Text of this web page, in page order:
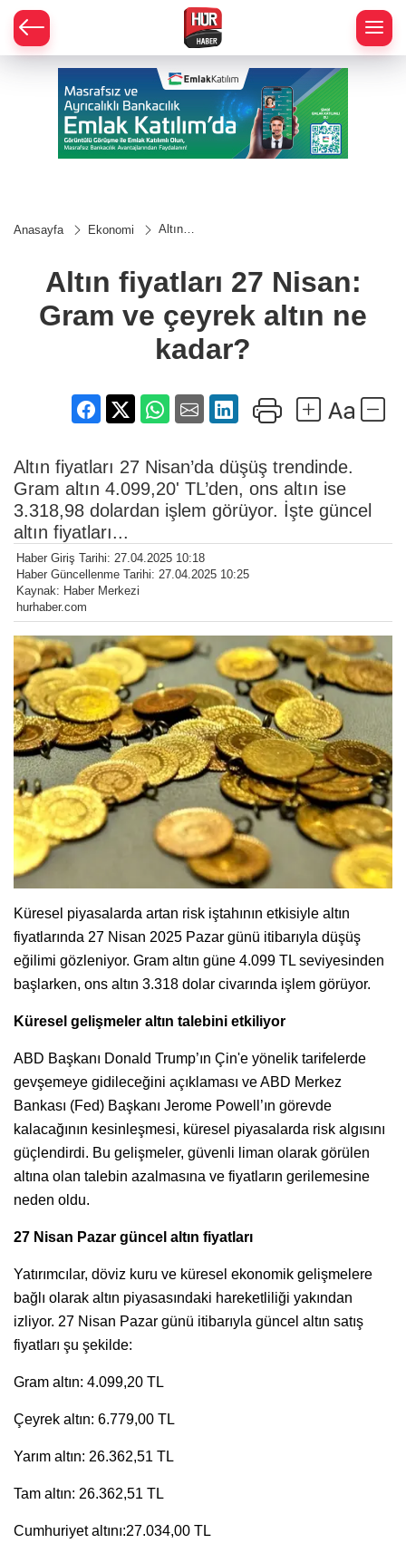
Anasayfa Ekonomi
Altın
Nisan:
Gram
çeyrek
altın ne
kadar?
Altın fiyatları 27 Nisan:
Gram ve çeyrek altın ne
kadar?
Altın fiyatları 27 Nisan’da düşüş trendinde.
Gram altın 4.099,20' TL’den, ons altın ise
3.318,98 dolardan işlem görüyor. İşte güncel
altın fiyatları...
Haber Giriş Tarihi: 27.04.2025 10:18
Haber Güncellenme Tarihi: 27.04.2025 10:25
Kaynak: Haber Merkezi
hurhaber.com
Küresel piyasalarda artan risk iştahının etkisiyle altın
fiyatlarında 27 Nisan 2025 Pazar günü itibarıyla düşüş
eğilimi gözleniyor. Gram altın güne 4.099 TL seviyesinden
başlarken, ons altın 3.318 dolar civarında işlem görüyor.
Küresel gelişmeler altın talebini etkiliyor
ABD Başkanı Donald Trump’ın Çin'e yönelik tarifelerde
gevşemeye gidileceğini açıklaması ve ABD Merkez
Bankası (Fed) Başkanı Jerome Powell’ın görevde
kalacağının kesinleşmesi, küresel piyasalarda risk algısını
güçlendirdi. Bu gelişmeler, güvenli liman olarak görülen
altına olan talebin azalmasına ve fiyatların gerilemesine
neden oldu.
27 Nisan Pazar güncel altın fiyatları
Yatırımcılar, döviz kuru ve küresel ekonomik gelişmelere
bağlı olarak altın piyasasındaki hareketliliği yakından
izliyor. 27 Nisan Pazar günü itibarıyla güncel altın satış
fiyatları şu şekilde:
Gram altın: 4.099,20 TL
Çeyrek altın: 6.779,00 TL
Yarım altın: 26.362,51 TL
Tam altın: 26.362,51 TL
Cumhuriyet altını:27.034,00 TL